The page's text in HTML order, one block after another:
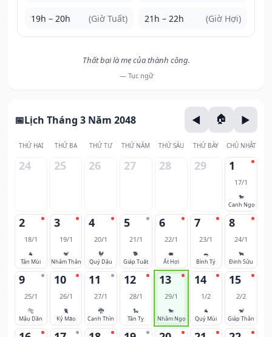
19h – 20h (Giờ Tuất) 21h – 22h (Giờ Hợi)
Thất bại là mẹ của thành công.
— Tục ngữ
Lịch Tháng 3 Năm 2048
THỨ HAI THỨ BA THỨ TƯ THỨ NĂM THỨ SÁU THỨ BẢY CHỦ NHẬT
24 25 26 27 28 29 1
17/1
🐎
Canh Ngọ
2
18/1
🐐
Tân Mùi
3
19/1
🐒
Nhâm Thân
4
20/1
🐓
Quý Dậu
5
21/1
🐕
Giáp Tuất
6
22/1
🐖
Ất Hợi
7
23/1
🐀
Bính Tý
8
24/1
🐂
Đinh Sửu
9
25/1
🐅
Mậu Dần
10
26/1
🐈
Kỷ Mão
11
27/1
🐉
Canh Thìn
12
28/1
🐍
Tân Tỵ
13
29/1
🐎
Nhâm Ngọ
14
1/2
🐐
Quý Mùi
15
2/2
🐒
Giáp Thân